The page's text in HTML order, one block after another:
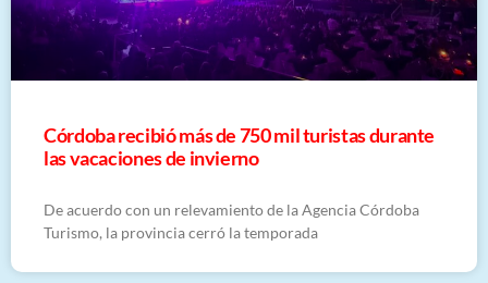
Córdoba recibió más de 750 mil turistas durante
las vacaciones de invierno
De acuerdo con un relevamiento de la Agencia Córdoba
Turismo, la provincia cerró la temporada